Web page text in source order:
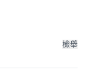
檢舉